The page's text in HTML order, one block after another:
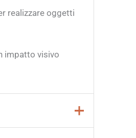
realizzare oggetti
impatto visivo